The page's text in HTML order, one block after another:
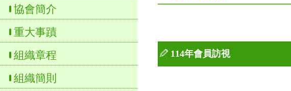
協會簡介
重大事蹟
組織章程
組織簡則
114年會員訪視